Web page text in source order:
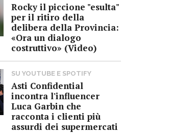
Rocky il piccione "esulta"
per il ritiro della
delibera della Provincia:
«Ora un dialogo
costruttivo» (Video)
SU YOUTUBE E SPOTIFY
Asti Confidential
incontra l'influencer
Luca Garbin che
racconta i clienti più
assurdi dei supermercati